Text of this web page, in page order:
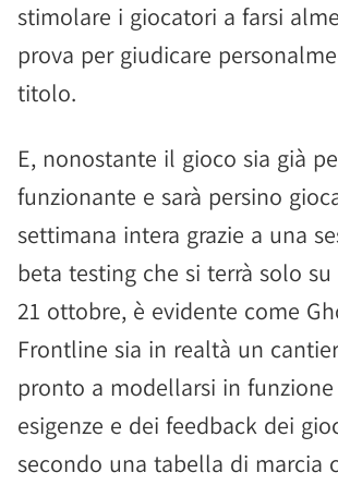
stimolare i giocatori a farsi
prova per giudicare
titolo.
E, nonostante il gioco sia già
funzionante e sarà persino
settimana intera grazie a una
beta testing che si terrà solo su
21 ottobre, è evidente come
Frontline sia in realtà un
pronto a modellarsi in
esigenze e dei feedback dei
secondo una tabella di marcia